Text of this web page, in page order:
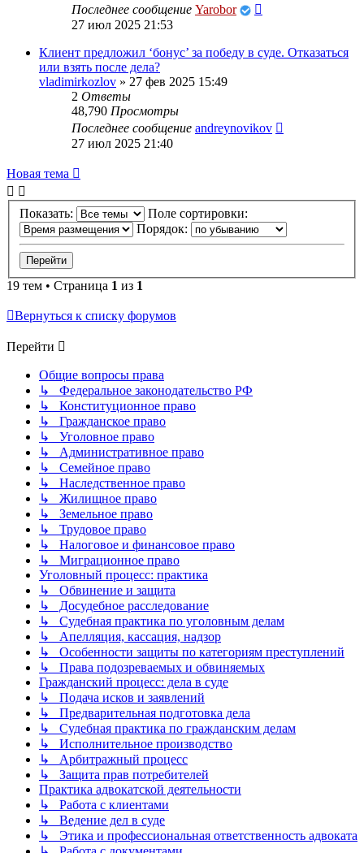
Последнее сообщение Yarobor
27 июл 2025 21:53
Клиент предложил ‘бонус’ за победу в суде. Отказаться
или взять после дела?
vladimirkozlov » 27 фев 2025 15:49
2 Ответы
48,790 Просмотры
Последнее сообщение andreynovikov
27 июл 2025 21:40
Новая тема
Показать:
Поле сортировки:
Порядок:
19 тем • Страница 1 из 1
Вернуться к списку форумов
Перейти
Общие вопросы права
↳ Федеральное законодательство РФ
↳ Конституционное право
↳ Гражданское право
↳ Уголовное право
↳ Административное право
↳ Семейное право
↳ Наследственное право
↳ Жилищное право
↳ Земельное право
↳ Трудовое право
↳ Налоговое и финансовое право
↳ Миграционное право
Уголовный процесс: практика
↳ Обвинение и защита
↳ Досудебное расследование
↳ Судебная практика по уголовным делам
↳ Апелляция, кассация, надзор
↳ Особенности защиты по категориям преступлений
↳ Права подозреваемых и обвиняемых
Гражданский процесс: дела в суде
↳ Подача исков и заявлений
↳ Предварительная подготовка дела
↳ Судебная практика по гражданским делам
↳ Исполнительное производство
↳ Арбитражный процесс
↳ Защита прав потребителей
Практика адвокатской деятельности
↳ Работа с клиентами
↳ Ведение дел в суде
↳ Этика и профессиональная ответственность адвоката